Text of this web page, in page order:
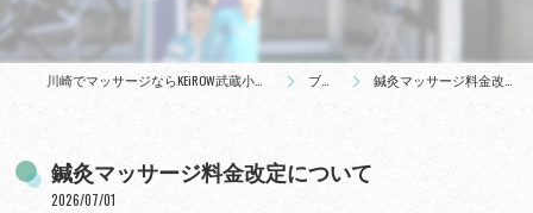
川崎でマッサージならKEiROW武蔵小杉ステーション ブログ 鍼灸マッサージ料金改定について
鍼灸マッサージ料金改定について
2026/07/01